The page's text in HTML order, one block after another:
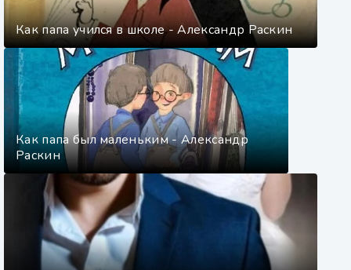
Как папа учился в школе - Александр Раскин
Как папа был маленьким - Александр
Раскин